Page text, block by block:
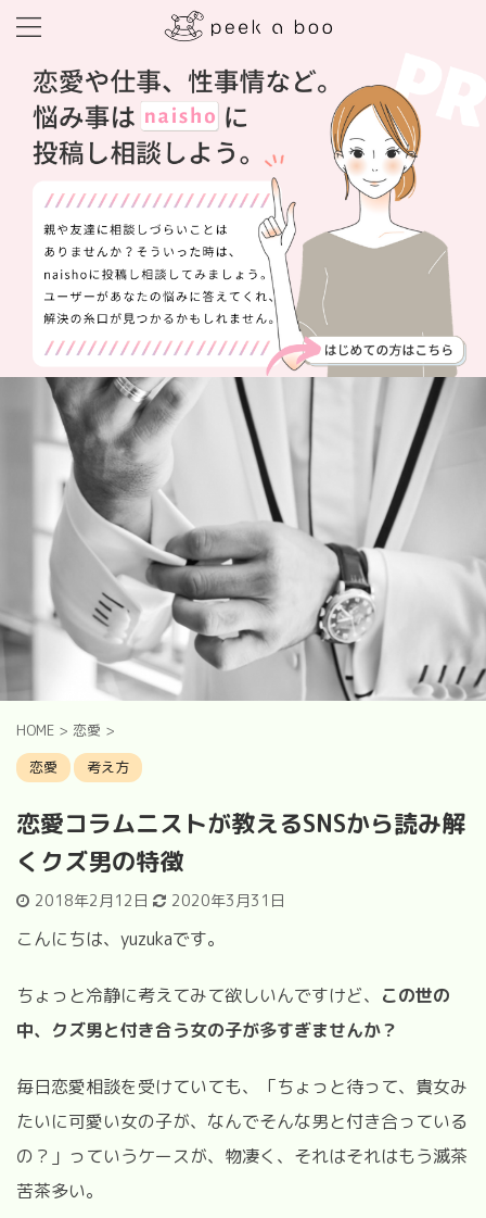
HOME > 恋愛 >
恋愛
考え方
恋愛コラムニストが教えるSNSから読み解
くクズ男の特徴
2018年2月12日 2020年3月31日
こんにちは、yuzukaです。
ちょっと冷静に考えてみて欲しいんですけど、 この世の
中、クズ男と付き合う女の子が多すぎませんか？
毎日恋愛相談を受けていても、「ちょっと待って、貴女み
たいに可愛い女の子が、なんでそんな男と付き合っている
の？」っていうケースが、物凄く、それはそれはもう滅茶
苦茶多い。